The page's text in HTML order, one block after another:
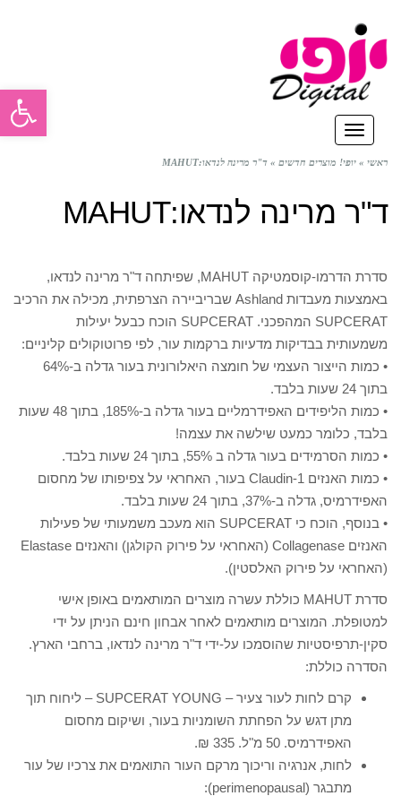
תפריט
ראשי » יופי! מוצרים חדשים » ד"ר מרינה לנדאו:MAHUT
ד"ר מרינה לנדאו:MAHUT
סדרת הדרמו-קוסמטיקה MAHUT, שפיתחה ד"ר מרינה לנדאו,
באמצעות מעבדות Ashland שבריביירה הצרפתית, מכילה את הרכיב
SUPCERAT המהפכני. SUPCERAT הוכח כבעל יעילות
משמעותית בבדיקות מדעיות ברקמות עור, לפי פרוטוקולים קליניים:
• כמות הייצור העצמי של חומצה היאלורונית בעור גדלה ב-64%
בתוך 24 שעות בלבד.
• כמות הליפידים האפידרמליים בעור גדלה ב-185%, בתוך 48 שעות
בלבד, כלומר כמעט שילשה את עצמה!
• כמות הסרמידים בעור גדלה ב 55%, בתוך 24 שעות בלבד.
• כמות האנזים Claudin-1 בעור, האחראי על צפיפותו של מחסום
האפידרמיס, גדלה ב-37%, בתוך 24 שעות בלבד.
• בנוסף, הוכח כי SUPCERAT הוא מעכב משמעותי של פעילות
האנזים Collagenase (האחראי על פירוק הקולגן) והאנזים Elastase
(האחראי על פירוק האלסטין).
סדרת MAHUT כוללת עשרה מוצרים המותאמים באופן אישי
למטופלת. המוצרים מותאמים לאחר אבחון חינם הניתן על ידי
סקין-תרפיסטיות שהוסמכו על-ידי ד"ר מרינה לנדאו, ברחבי הארץ.
הסדרה כוללת:
קרם לחות לעור צעיר – SUPCERAT YOUNG – ליחוח תוך
מתן דגש על הפחתת השומניות בעור, ושיקום מחסום
האפידרמיס. 50 מ"ל. 335 ₪.
לחות, אנרגיה וריכוך מרקם העור התואמים את צרכיו של עור
מתבגר (perimenopausal):
פתח